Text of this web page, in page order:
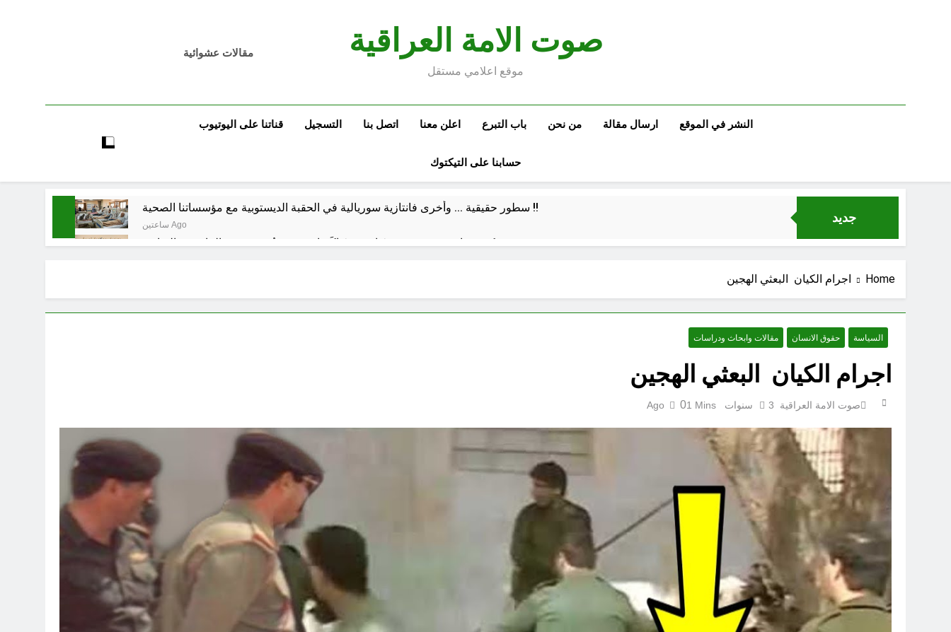
صوت الامة العراقية
موقع اعلامي مستقل
مقالات عشوائية
النشر في الموقع ارسال مقالة من نحن باب التبرع اعلن معنا اتصل بنا التسجيل قناتنا على اليوتيوب
حسابنا على التيكتوك
جديد
سطور حقيقية … وأخرى فانتازية سوريالية في الحقبة الديستوبية مع مؤسساتنا الصحية !!
ساعتين Ago
كتب ثقافية جديدة …دَردَشَاتٌ ومُشَاكَسَاتٌ صُحَفيةٌ في مقهى الماسِنجرِ الثقافي
كلمات قرآنية لها علاقة بمشاة أربعين الحسين: تسقي، آثر (ح 11) مجلس حسيني (دواعي نصب مآتم العزاء الحسيني)
عْاشُورْاءُالسَّنَةُ الثَّالِثةَ عشَرَة(٢٢)[إِنتفاضةُ صفَر…تمرُّدٌ حُسَينيٌّ][ب]
Home اجرام الكيان البعثي الهجين
السياسة حقوق الانسان مقالات وابحاث ودراسات
اجرام الكيان البعثي الهجين
صوت الامة العراقية 3 سنوات Ago 01 Mins